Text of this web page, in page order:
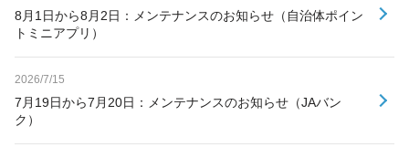
8月1日から8月2日：メンテナンスのお知らせ（自治体ポイン
トミニアプリ）
2026/7/15
7月19日から7月20日：メンテナンスのお知らせ（JAバン
ク）